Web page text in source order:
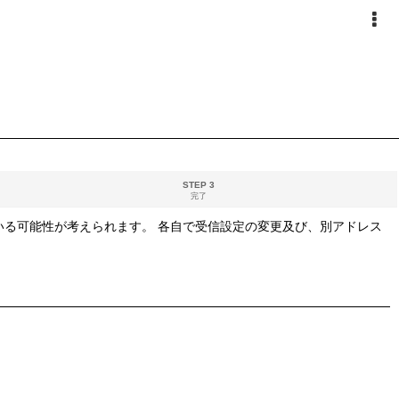
STEP 3
完了
可能性が考えられます。 各自で受信設定の変更及び、別アドレス